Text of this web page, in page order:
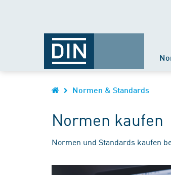
Normen & Standards
Normen kaufen
Normen und Standards kaufen